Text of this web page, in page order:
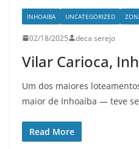
INHOAIBA UNCATEGORIZED
02/18/2025 deca serejo
Vilar Carioca,
Um dos maiores
maior de Inhoaíba — teve
Read More